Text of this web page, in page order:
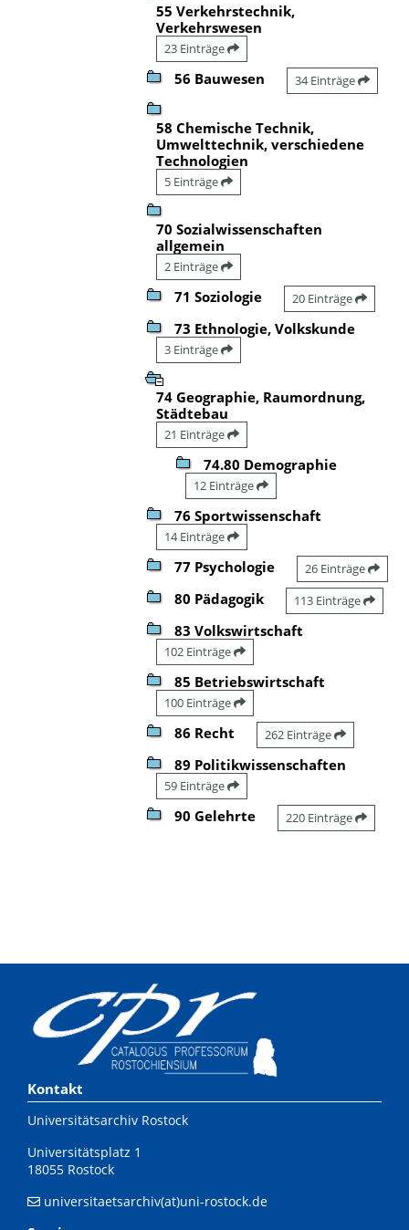
55 Verkehrstechnik,
Verkehrswesen
23 Einträge
56 Bauwesen 34 Einträge
58 Chemische Technik,
Umwelttechnik, verschiedene
Technologien
5 Einträge
70 Sozialwissenschaften
allgemein
2 Einträge
71 Soziologie 20 Einträge
73 Ethnologie, Volkskunde
3 Einträge
74 Geographie, Raumordnung,
Städtebau
21 Einträge
74.80 Demographie
12 Einträge
76 Sportwissenschaft
14 Einträge
77 Psychologie 26 Einträge
80 Pädagogik 113 Einträge
83 Volkswirtschaft
102 Einträge
85 Betriebswirtschaft
100 Einträge
86 Recht 262 Einträge
89 Politikwissenschaften
59 Einträge
90 Gelehrte 220 Einträge
Kontakt
Universitätsarchiv Rostock
Universitätsplatz 1
18055 Rostock
universitaetsarchiv(at)uni-rostock.de